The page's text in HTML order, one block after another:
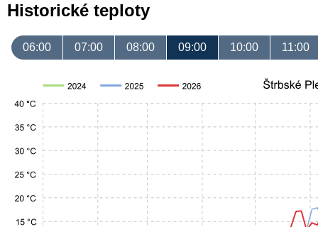
Historické teploty
06:00 07:00 08:00 09:00 10:00 11:00